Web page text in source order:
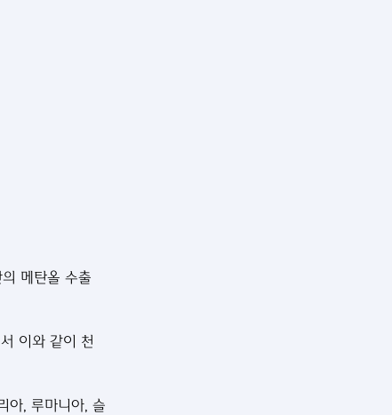
메탄올 수출
이와 같이 천
, 루마니아, 슬